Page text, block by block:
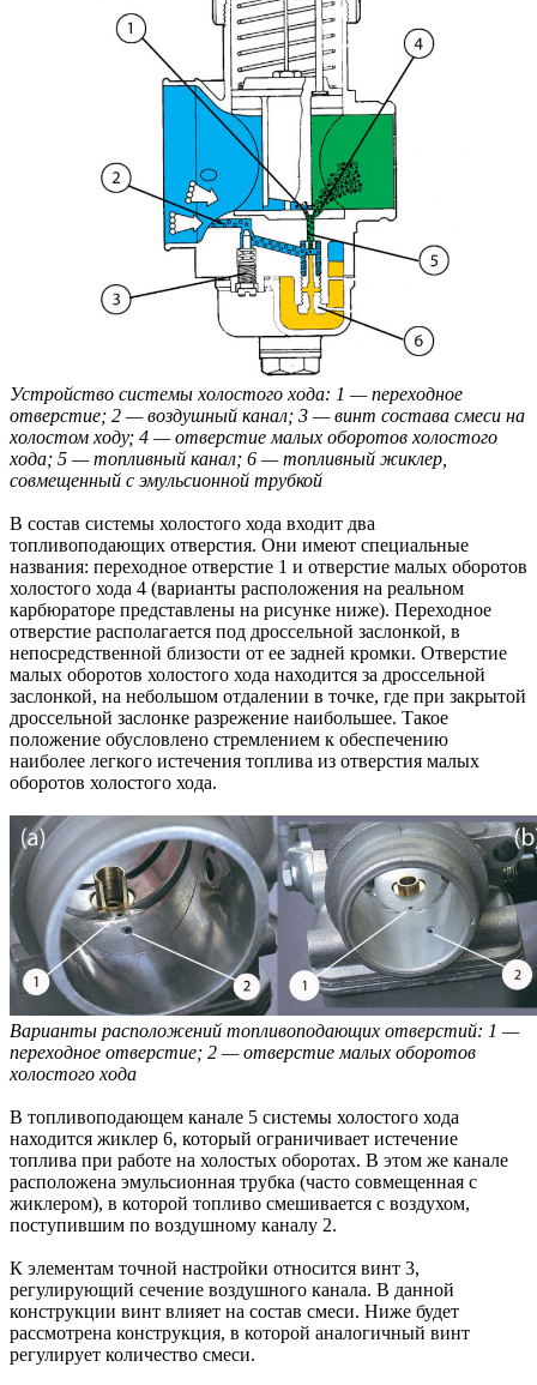
Устройство системы холостого хода: 1 — переходное
отверстие; 2 — воздушный канал; 3 — винт состава смеси на
холостом ходу; 4 — отверстие малых оборотов холостого
хода; 5 — топливный канал; 6 — топливный жиклер,
совмещенный с эмульсионной трубкой
В состав системы холостого хода входит два
топливоподающих отверстия. Они имеют специальные
названия: переходное отверстие 1 и отверстие малых оборотов
холостого хода 4 (варианты расположения на реальном
карбюраторе представлены на рисунке ниже). Переходное
отверстие располагается под дроссельной заслонкой, в
непосредственной близости от ее задней кромки. Отверстие
малых оборотов холостого хода находится за дроссельной
заслонкой, на небольшом отдалении в точке, где при закрытой
дроссельной заслонке разрежение наибольшее. Такое
положение обусловлено стремлением к обеспечению
наиболее легкого истечения топлива из отверстия малых
оборотов холостого хода.
Варианты расположений топливоподающих отверстий: 1 —
переходное отверстие; 2 — отверстие малых оборотов
холостого хода
В топливоподающем канале 5 системы холостого хода
находится жиклер 6, который ограничивает истечение
топлива при работе на холостых оборотах. В этом же канале
расположена эмульсионная трубка (часто совмещенная с
жиклером), в которой топливо смешивается с воздухом,
поступившим по воздушному каналу 2.
К элементам точной настройки относится винт 3,
регулирующий сечение воздушного канала. В данной
конструкции винт влияет на состав смеси. Ниже будет
рассмотрена конструкция, в которой аналогичный винт
регулирует количество смеси.